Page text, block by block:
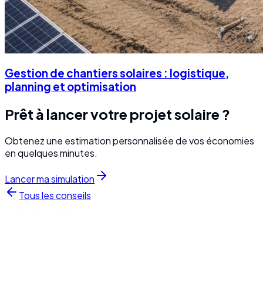
Gestion de chantiers solaires : logistique,
planning et optimisation
Prêt à lancer votre projet solaire ?
Obtenez une estimation personnalisée de vos économies
en quelques minutes.
Lancer ma simulation
Tous les conseils